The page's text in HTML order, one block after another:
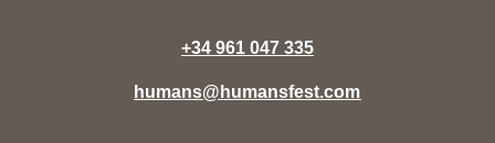
+34 961 047 335
humans@humansfest.com